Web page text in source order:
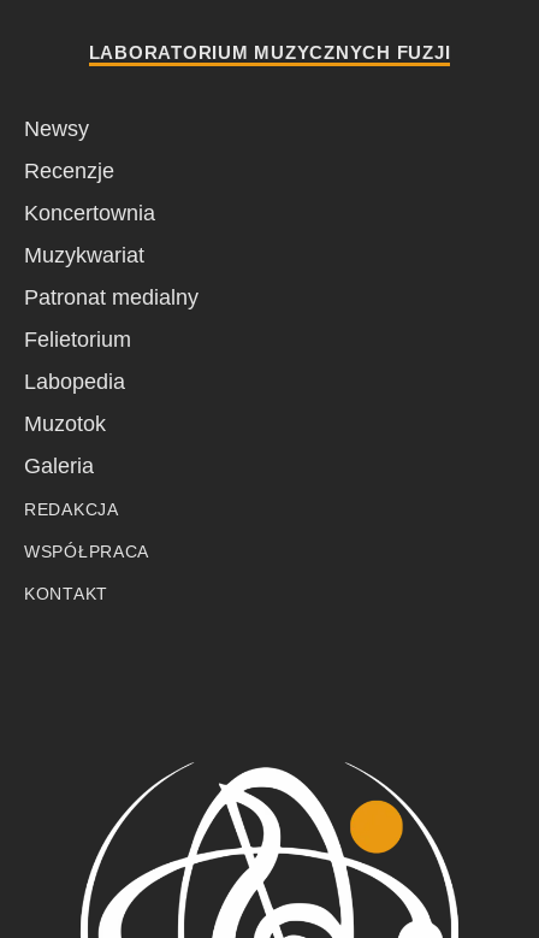
LABORATORIUM MUZYCZNYCH FUZJI
Newsy
Recenzje
Koncertownia
Muzykwariat
Patronat medialny
Felietorium
Labopedia
Muzotok
Galeria
REDAKCJA
WSPÓŁPRACA
KONTAKT